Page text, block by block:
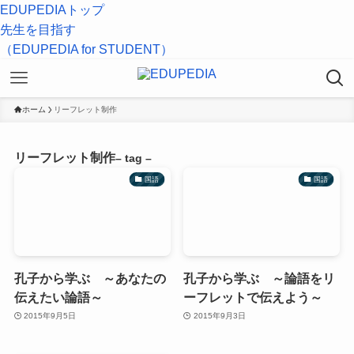
EDUPEDIAトップ
先生を目指す
（EDUPEDIA for STUDENT）
ホーム リーフレット制作
リーフレット制作– tag –
国語
孔子から学ぶ ～あなたの
伝えたい論語～
2015年9月5日
国語
孔子から学ぶ ～論語をリ
ーフレットで伝えよう～
2015年9月3日